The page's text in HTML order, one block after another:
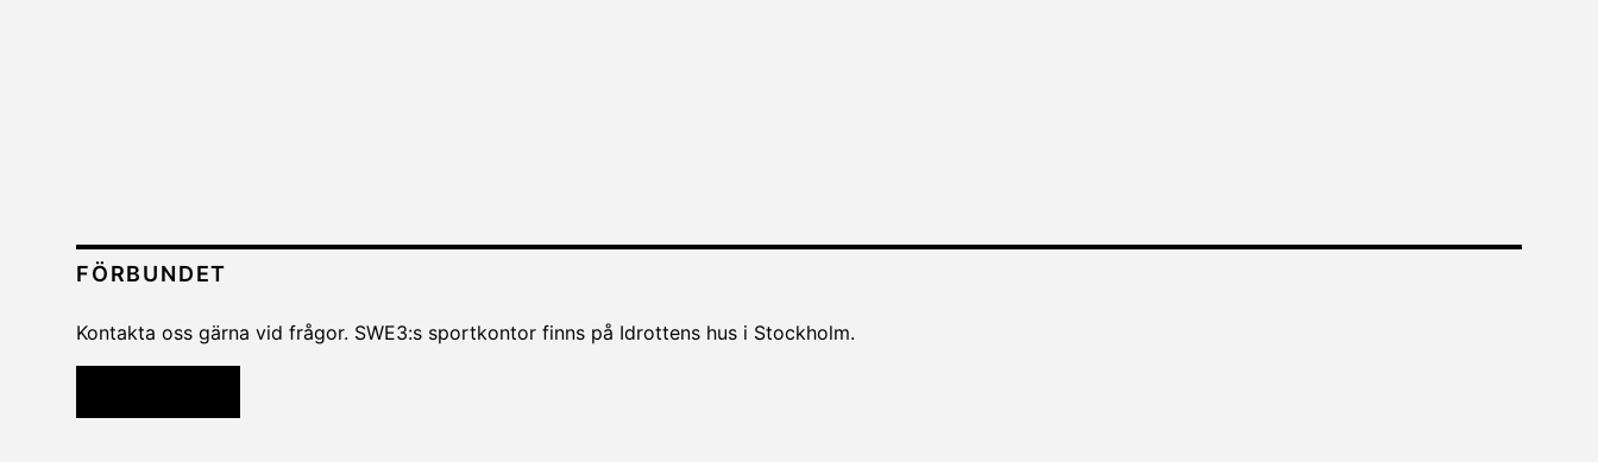
FÖRBUNDET
Kontakta oss gärna vid frågor. SWE3:s sportkontor finns på Idrottens hus i Stockholm.